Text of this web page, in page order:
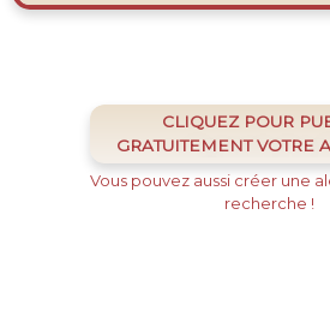
CLIQUEZ POUR
GRATUITEMENT VOTRE
Vous pouvez aussi créer une
recherche !